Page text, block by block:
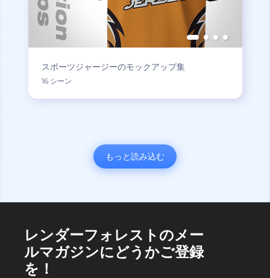
スポーツジャージーのモックアップ集
16 シーン
もっと読み込む
レンダーフォレストのメー
ルマガジンにどうかご登録
を！